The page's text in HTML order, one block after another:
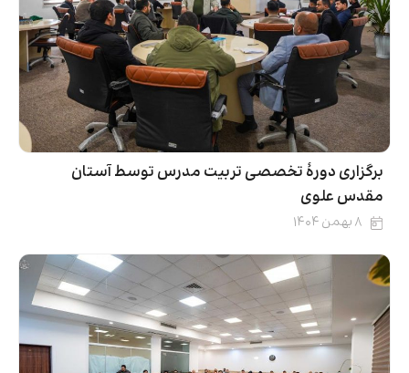
برگزاری دورۀ تخصصی تربیت مدرس توسط آستان
مقدس علوی
۸ بهمن ۱۴۰۴